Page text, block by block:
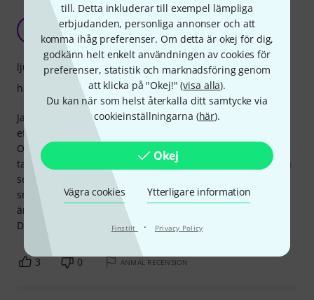
till. Detta inkluderar till exempel lämpliga
erbjudanden, personliga annonser och att
komma ihåg preferenser. Om detta är okej för dig,
godkänn helt enkelt användningen av cookies för
preferenser, statistik och marknadsföring genom
att klicka på "Okej!" (visa alla).
Du kan när som helst återkalla ditt samtycke via
cookieinställningarna (här).
Okej
Vägra cookies Ytterligare information
Finstilt · Privacy Policy
Högsta prisprestanda!
Trappi 10.12.2024
Jag köpte den här virveltrumman till mitt Mapex-set
eftersom jag inte ville ha den vanliga stålvirveltrumman.
Och jag måste säga att jag är mer än nöjd, särskilt med
tanke på priset. Bearbetar som alltid med Mapex 10/10 och
ser lika bra ut. Ljudet är också bra, men det är alltid en
smaksak. Men om du vet lite om det och är intresserad av
ämnet kan du få ut ett bra ljud ur de flesta virveltrummor.
Definitivt en topprekommendation från mig.
ljud
hantverkskvalitet
3 0 ANMÄL RECENSION